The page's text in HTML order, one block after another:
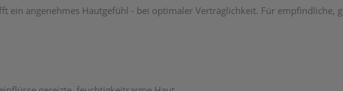
ein angenehmes Hautgefühl - bei optimaler Verträglichkeit. Für empfindliche,